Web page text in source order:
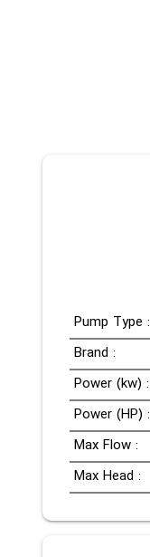
Pump Type :
Brand :
Power (kw) :
Power (HP) :
Max Flow :
Max Head :